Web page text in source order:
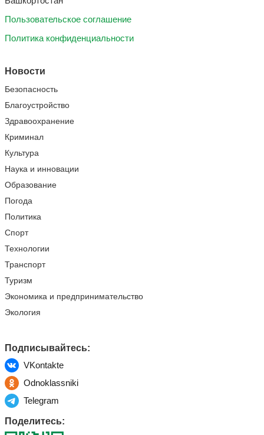
Пользовательское соглашение
Политика конфиденциальности
Новости
Безопасность
Благоустройство
Здравоохранение
Криминал
Культура
Наука и инновации
Образование
Погода
Политика
Спорт
Технологии
Транспорт
Туризм
Экономика и предпринимательство
Экология
Подписывайтесь:
VKontakte
Odnoklassniki
Telegram
Поделитесь: